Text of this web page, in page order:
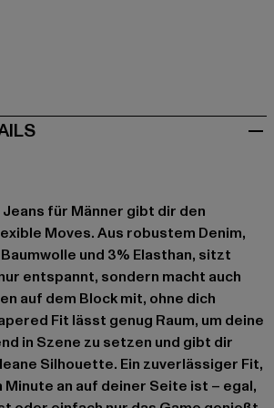
Jeans für Männer gibt dir den
Moves. Aus robustem Denim,
und 3% Elasthan, sitzt
entspannt, sondern macht auch
auf dem Block mit, ohne dich
Fit lässt genug Raum, um deine
in Szene zu setzen und gibt dir
Silhouette. Ein zuverlässiger Fit,
an auf deiner Seite ist – egal,